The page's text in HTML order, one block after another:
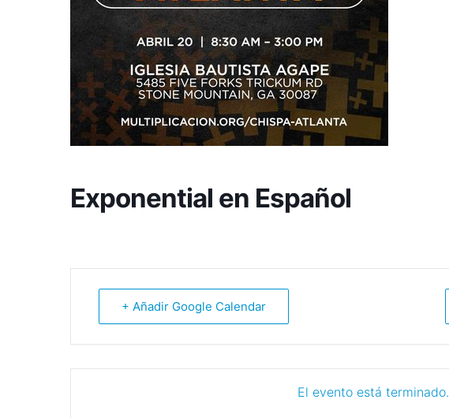
Exponential en Español
+ Añadir Google Calendar
El evento está terminado.